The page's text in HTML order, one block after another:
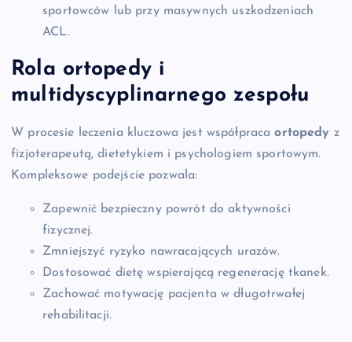
sportowców lub przy masywnych uszkodzeniach
ACL.
Rola ortopedy i
multidyscyplinarnego zespołu
W procesie leczenia kluczowa jest współpracaortopedy z
fizjoterapeutą, dietetykiem i psychologiem sportowym.
Kompleksowe podejście pozwala:
Zapewnić bezpieczny powrót do aktywności
fizycznej.
Zmniejszyć ryzyko nawracających urazów.
Dostosować dietę wspierającą regenerację tkanek.
Zachować motywację pacjenta w długotrwałej
rehabilitacji.